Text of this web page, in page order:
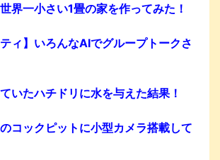
界一小さい1畳の家を作ってみた！
ティ】いろんなAIでグループトークさ
いたハチドリに水を与えた結果！
コックピットに小型カメラ搭載して